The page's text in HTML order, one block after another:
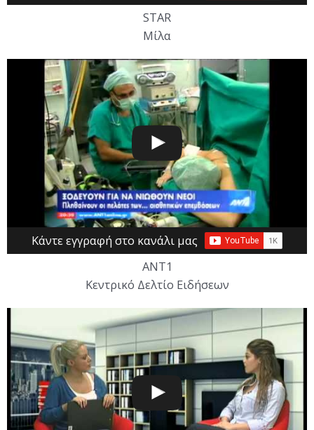
STAR
Μίλα
Κάντε εγγραφή στο κανάλι μας
ΑΝΤ1
Κεντρικό Δελτίο Ειδήσεων